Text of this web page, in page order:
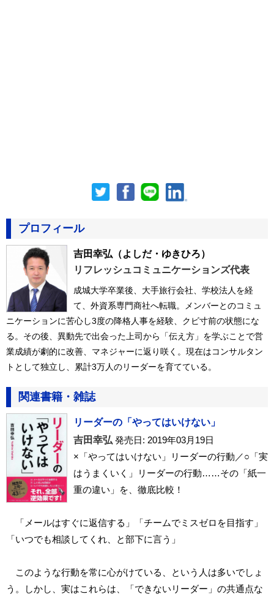
プロフィール
吉田幸弘 （よしだ・ゆきひろ）
リフレッシュコミュニケーションズ代表
成城大学卒業後、大手旅行会社、学校法人を経
て、外資系専門商社へ転職。メンバーとのコミュ
ニケーションに苦心し3度の降格人事を経験、クビ寸前の状態にな
る。その後、異動先で出会った上司から「伝え方」を学ぶことで営
業成績が劇的に改善、マネジャーに返り咲く。現在はコンサルタン
トとして独立し、累計3万人のリーダーを育てている。
関連書籍・雑誌
リーダーの「やってはいけない」
吉田幸弘 発売日: 2019年03月19日
×「やってはいけない」リーダーの行動／○「実
はうまくいく」リーダーの行動……その「紙一
重の違い」を、徹底比較！
「メールはすぐに返信する」「チームでミスゼロを目指す」
「いつでも相談してくれ、と部下に言う」
このような行動を常に心がけている、という人は多いでしょ
う。しかし、実はこれらは、「できないリーダー」の共通点な